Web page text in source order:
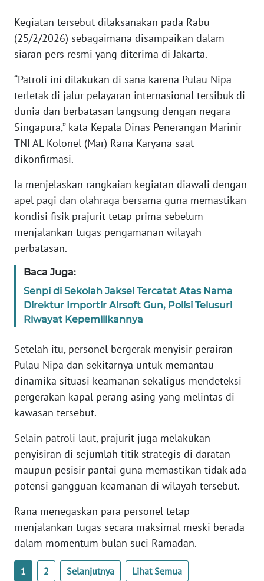
Kegiatan tersebut dilaksanakan pada Rabu
(25/2/2026) sebagaimana disampaikan dalam
siaran pers resmi yang diterima di Jakarta.
“Patroli ini dilakukan di sana karena Pulau Nipa
terletak di jalur pelayaran internasional tersibuk di
dunia dan berbatasan langsung dengan negara
Singapura,” kata Kepala Dinas Penerangan Marinir
TNI AL Kolonel (Mar) Rana Karyana saat
dikonfirmasi.
Ia menjelaskan rangkaian kegiatan diawali dengan
apel pagi dan olahraga bersama guna memastikan
kondisi fisik prajurit tetap prima sebelum
menjalankan tugas pengamanan wilayah
perbatasan.
Baca Juga:
Senpi di Sekolah Jaksel Tercatat Atas Nama
Direktur Importir Airsoft Gun, Polisi Telusuri
Riwayat Kepemilikannya
Setelah itu, personel bergerak menyisir perairan
Pulau Nipa dan sekitarnya untuk memantau
dinamika situasi keamanan sekaligus mendeteksi
pergerakan kapal perang asing yang melintas di
kawasan tersebut.
Selain patroli laut, prajurit juga melakukan
penyisiran di sejumlah titik strategis di daratan
maupun pesisir pantai guna memastikan tidak ada
potensi gangguan keamanan di wilayah tersebut.
Rana menegaskan para personel tetap
menjalankan tugas secara maksimal meski berada
dalam momentum bulan suci Ramadan.
1 2 Selanjutnya Lihat Semua
SIBER
REDAKSI
KARIR
DISCLAIMER
Wahana
News
Regional
WN
SUMUT
WN
JAKARTA
JABAR
WN
WN
NTT
WN
WN
PAPUA
PAPUA
BARAT
RIAU